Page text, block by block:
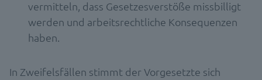
vermitteln, dass Gesetzesverstöße missbilligt
werden und arbeitsrechtliche Konsequenzen
haben.
In Zweifelsfällen stimmt der Vorgesetzte sich